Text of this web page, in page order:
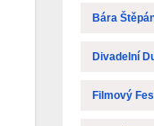
Bára
Divadelní
Filmový